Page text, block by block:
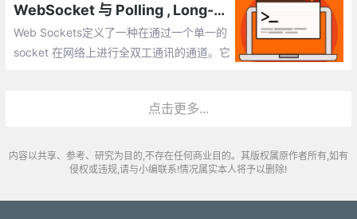
WebSocket 与 Polling , Long-Polling , Streaming 的比较！
Web Sockets定义了一种在通过一个单一的
socket 在网络上进行全双工通讯的通道。它
点击更多...
内容以共享、参考、研究为目的,不存在任何商业目的。其版权属原作者所有,如有
侵权或违规,请与小编联系!情况属实本人将予以删除!